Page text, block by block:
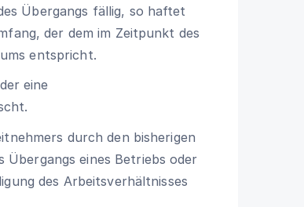
Übergangs fällig, so haftet
der dem im Zeitpunkt des
entspricht.
eine
durch den bisherigen
Übergangs eines Betriebs oder
des Arbeitsverhältnisses